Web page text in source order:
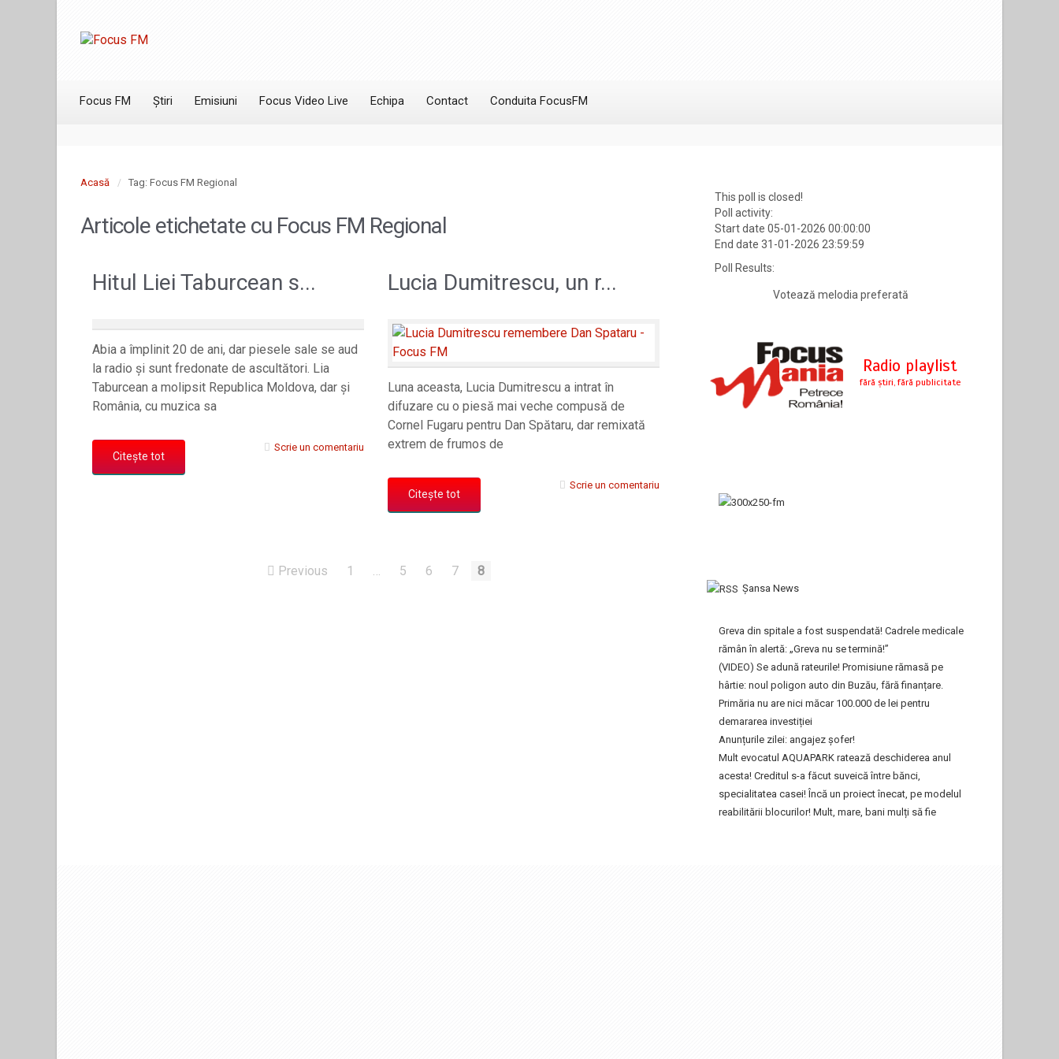
Focus FM Știri Emisiuni Focus Video Live Echipa Contact Conduita FocusFM
Acasă Tag: Focus FM Regional
Articole etichetate cu Focus FM Regional
Hitul Liei Taburcean s...
Abia a împlinit 20 de ani, dar piesele sale se aud
la radio și sunt fredonate de ascultători. Lia
Taburcean a molipsit Republica Moldova, dar și
România, cu muzica sa
Citește tot
Scrie un comentariu
Lucia Dumitrescu, un r...
Luna aceasta, Lucia Dumitrescu a intrat în
difuzare cu o piesă mai veche compusă de
Cornel Fugaru pentru Dan Spătaru, dar remixată
extrem de frumos de
Citește tot
Scrie un comentariu
Previous 1 … 5 6 7 8
This poll is closed!
Poll activity:
Start date 05-01-2026 00:00:00
End date 31-01-2026 23:59:59
Poll Results:
Votează melodia preferată
Şansa News
Greva din spitale a fost suspendată! Cadrele medicale
rămân în alertă: „Greva nu se termină!”
(VIDEO) Se adună rateurile! Promisiune rămasă pe
hârtie: noul poligon auto din Buzău, fără finanțare.
Primăria nu are nici măcar 100.000 de lei pentru
demararea investiției
Anunțurile zilei: angajez șofer!
Mult evocatul AQUAPARK ratează deschiderea anul
acesta! Creditul s-a făcut suveică între bănci,
specialitatea casei! Încă un proiect înecat, pe modelul
reabilitării blocurilor! Mult, mare, bani mulți să fie